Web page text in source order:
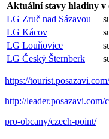
Aktuální stavy hladiny v
LG Zruč nad Sázavou
LG Kácov
LG Louňovice
LG Český Šternberk
https://
http://
pro-obcany/czech-point/